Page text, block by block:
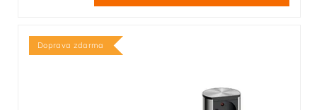
Doprava zdarma